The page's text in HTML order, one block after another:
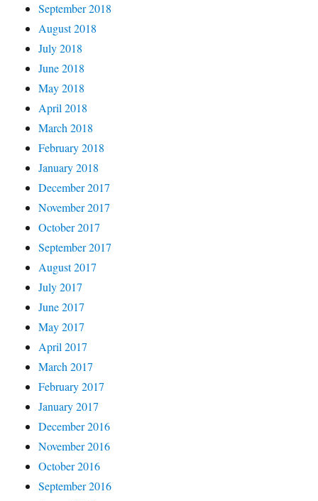
September 2018
August 2018
July 2018
June 2018
May 2018
April 2018
March 2018
February 2018
January 2018
December 2017
November 2017
October 2017
September 2017
August 2017
July 2017
June 2017
May 2017
April 2017
March 2017
February 2017
January 2017
December 2016
November 2016
October 2016
September 2016